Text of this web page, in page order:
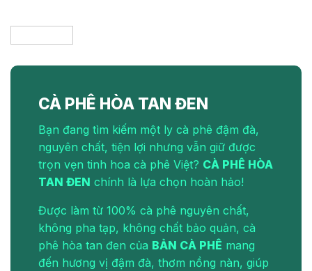
CÀ PHÊ HÒA TAN ĐEN
Bạn đang tìm kiếm một ly cà phê đậm đà,
nguyên chất, tiện lợi nhưng vẫn giữ được
trọn vẹn tinh hoa cà phê Việt? CÀ PHÊ HÒA
TAN ĐEN chính là lựa chọn hoàn hảo!
Được làm từ 100% cà phê nguyên chất,
không pha tạp, không chất bảo quản, cà
phê hòa tan đen của BẢN CÀ PHÊ mang
đến hương vị đậm đà, thơm nồng nàn, giúp